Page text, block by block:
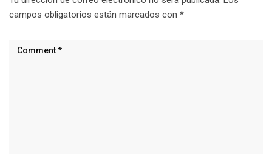
campos obligatorios están marcados con *